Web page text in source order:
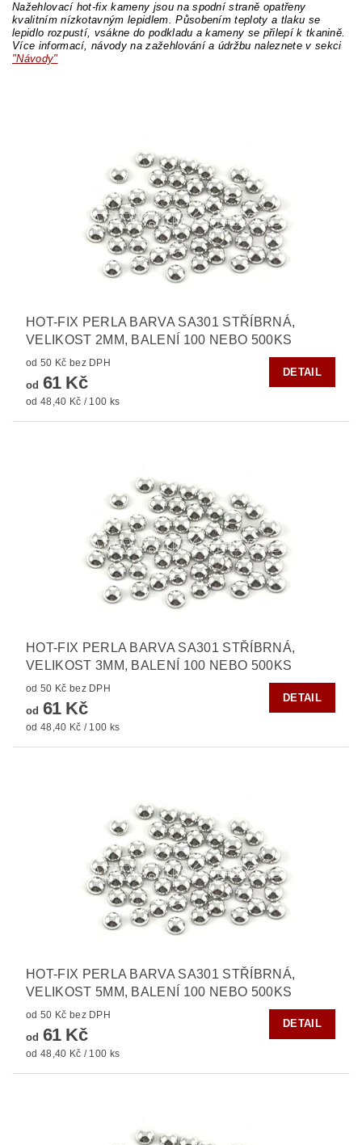
Nažehlovací hot-fix kameny jsou na spodní straně opatřeny
kvalitním nízkotavným lepidlem. Působením teploty a tlaku se
lepidlo rozpustí, vsákne do podkladu a kameny se přilepí k tkanině.
Více informací, návody na zažehlování a údržbu naleznete v sekci
"Návody"
HOT-FIX PERLA BARVA SA301 STŘÍBRNÁ,
VELIKOST 2MM, BALENÍ 100 NEBO 500KS
od 50 Kč bez DPH
od 61 Kč
od 48,40 Kč / 100 ks
DETAIL
HOT-FIX PERLA BARVA SA301 STŘÍBRNÁ,
VELIKOST 3MM, BALENÍ 100 NEBO 500KS
od 50 Kč bez DPH
od 61 Kč
od 48,40 Kč / 100 ks
DETAIL
HOT-FIX PERLA BARVA SA301 STŘÍBRNÁ,
VELIKOST 5MM, BALENÍ 100 NEBO 500KS
od 50 Kč bez DPH
od 61 Kč
od 48,40 Kč / 100 ks
DETAIL